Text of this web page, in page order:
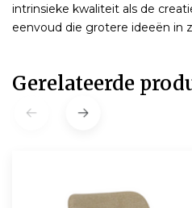
intrinsieke kwaliteit als de
eenvoud die grotere ideeën in
Gerelateerde